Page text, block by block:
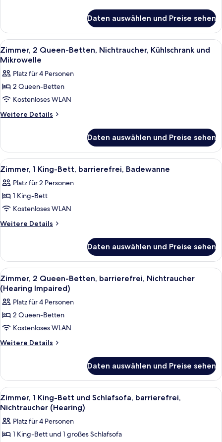
anzeigen
1 King-
Bett,
Nichtraucher,
Kochnische
Daten auswählen und Preise sehen
Alle
Fotos
für
Zimmer,
2 Queen-
Betten,
Nichtraucher,
Mikrowelle
anzeigen
Ein Hotelzimmer mit zwei Betten,
8
Zimmer, 2 Queen-Betten, Nichtraucher, Kühlschrank und
Mikrowelle
Platz für 4 Personen
2 Queen-Betten
Kostenloses WLAN
Weitere Details
Weitere
2 Queen-
Betten,
Nichtraucher,
und
Mikrowelle
Daten auswählen und Preise sehen
Alle
Fotos
für
Zimmer,
1 King-
Bett,
anzeigen
Ein Hotelzimmer mit Bett,
4
Zimmer, 1 King-Bett, barrierefrei, Badewanne
Platz für 2 Personen
1 King-Bett
Kostenloses WLAN
Weitere Details
Weitere
1 King-
Bett,
barrierefrei,
Badewanne
Daten auswählen und Preise sehen
Alle
Fotos
für
Zimmer,
2 Queen-
Betten,
barrierefrei,
Impaired)
anzeigen
Ein Flur mit zwei Türen, einem
5
Zimmer, 2 Queen-Betten, barrierefrei, Nichtraucher
(Hearing Impaired)
Platz für 4 Personen
2 Queen-Betten
Kostenloses WLAN
Weitere Details
Weitere
2 Queen-
Betten,
barrierefrei,
Nichtraucher
Impaired)
Daten auswählen und Preise sehen
Alle
Fotos
für
Zimmer,
1 King-
Ein Hotelzimmer mit Bett,
4
Zimmer, 1 King-Bett und Schlafsofa, barrierefrei,
Nichtraucher (Hearing)
Platz für 4 Personen
1 King-Bett und 1 großes Schlafsofa